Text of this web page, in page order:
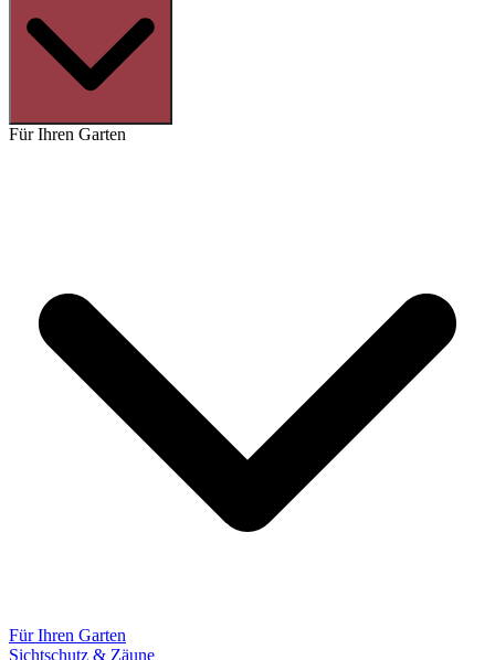
Für Ihren Garten
Für Ihren Garten
Sichtschutz & Zäune